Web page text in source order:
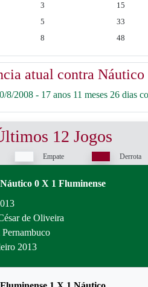
3 15
5 33
8 48
atual contra Náutico
8/2008 - 17 anos 11 meses 26 dias
12 Jogos
Empate Derrota
Náutico 0 X 1 Fluminense
de Oliveira
2013